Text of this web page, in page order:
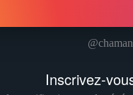
Inscrivez-